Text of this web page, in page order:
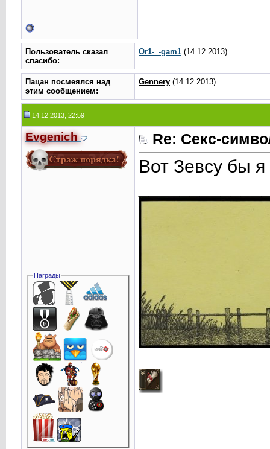
Пользователь сказал
cпасибо:
Or1-_-gam1(14.12.2013)
Пацан посмеялся над
этим сообщением:
Gennery(14.12.2013)
14.12.2013, 22:59
Evgenich
Награды
Re: Секс-
Вот Зевсу бы я